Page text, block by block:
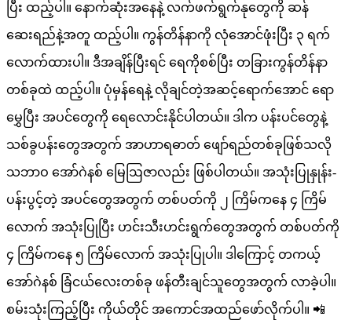
ပြီး ထည့်ပါ။ နောက်ဆုံးအနေနဲ့ လက်ဖက်ရွက်နုတွေကို ဆန်
ဆေးရည်နဲ့အတူ ထည့်ပါ။ ကွန်တိန်နာကို လုံအောင်ဖုံးပြီး ၃ ရက်
လောက်ထားပါ။ ဒီအချိန်ပြီးရင် ရေကိုစစ်ပြီး တခြားကွန်တိန်နာ
တစ်ခုထဲ ထည့်ပါ။ ပုံမှန်ရေနဲ့ လိုချင်တဲ့အဆင့်ရောက်အောင် ရော
မွှေပြီး အပင်တွေကို ရေလောင်းနိုင်ပါတယ်။ ဒါက ပန်းပင်တွေနဲ့
သစ်ခွပန်းတွေအတွက် အာဟာရဓာတ် ဖျော်ရည်တစ်ခုဖြစ်သလို
သဘာဝ အော်ဂဲနစ် မြေဩဇာလည်း ဖြစ်ပါတယ်။ အသုံးပြုနှုန်း-
ပန်းပွင့်တဲ့ အပင်တွေအတွက် တစ်ပတ်ကို ၂ ကြိမ်ကနေ ၄ ကြိမ်
လောက် အသုံးပြုပြီး ဟင်းသီးဟင်းရွက်တွေအတွက် တစ်ပတ်ကို
၄ ကြိမ်ကနေ ၅ ကြိမ်လောက် အသုံးပြုပါ။ ဒါကြောင့် တကယ့်
အော်ဂဲနစ် ခြံငယ်လေးတစ်ခု ဖန်တီးချင်သူတွေအတွက် လာခဲ့ပါ။
စမ်းသုံးကြည့်ပြီး ကိုယ်တိုင် အကောင်အထည်ဖော်လိုက်ပါ။ 📲